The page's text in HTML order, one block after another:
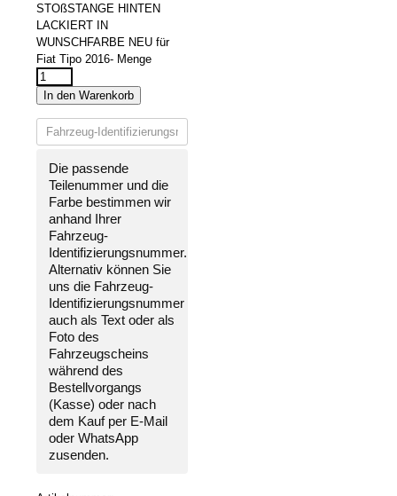
STOßSTANGE HINTEN
LACKIERT IN
WUNSCHFARBE NEU für
Fiat Tipo 2016- Menge
In den Warenkorb
Die passende
Teilenummer und die
Farbe bestimmen wir
anhand Ihrer
Fahrzeug-
Identifizierungsnummer.
Alternativ können Sie
uns die Fahrzeug-
Identifizierungsnummer
auch als Text oder als
Foto des
Fahrzeugscheins
während des
Bestellvorgangs
(Kasse) oder nach
dem Kauf per E-Mail
oder WhatsApp
zusenden.